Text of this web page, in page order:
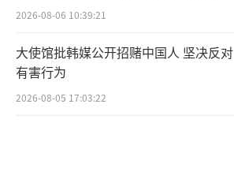
2026-08-06 10:39:21
大使馆批韩媒公开招赌中国人 坚决反对
有害行为
2026-08-05 17:03:22